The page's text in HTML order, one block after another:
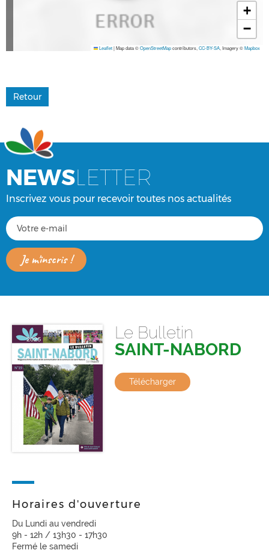
+
−
Leaflet|Map data ©OpenStreetMapcontributors, CC-BY-SA , Imagery ©Mapbox
Retour
NEWSLETTER
Inscrivez vous pour recevoir toutes nos actualités
Le Bulletin
SAINT-NABORD
Télécharger
Horaires d'ouverture
Du Lundi au vendredi
9h - 12h / 13h30 - 17h30
Fermé le samedi